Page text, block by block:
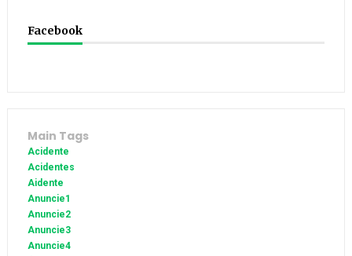
Facebook
Main Tags
Acidente
Acidentes
Aidente
Anuncie1
Anuncie2
Anuncie3
Anuncie4